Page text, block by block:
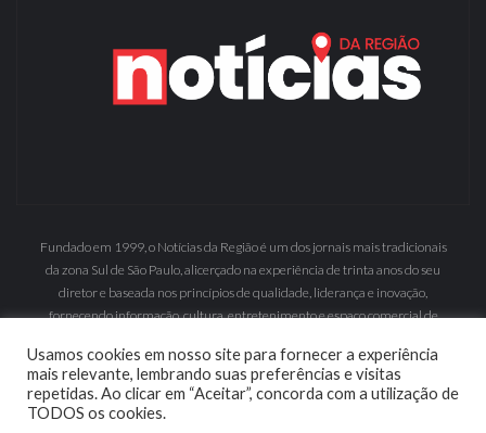
Fundado em 1999, o Notícias da Região é um dos jornais mais tradicionais
da zona Sul de São Paulo, alicerçado na experiência de trinta anos do seu
diretor e baseada nos princípios de qualidade, liderança e inovação,
fornecendo informação, cultura, entretenimento e espaço comercial de
Usamos cookies em nosso site para fornecer a experiência
mais relevante, lembrando suas preferências e visitas
repetidas. Ao clicar em “Aceitar”, concorda com a utilização de
TODOS os cookies.